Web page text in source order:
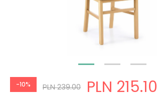
-10% PLN 239.00 PLN 215.10